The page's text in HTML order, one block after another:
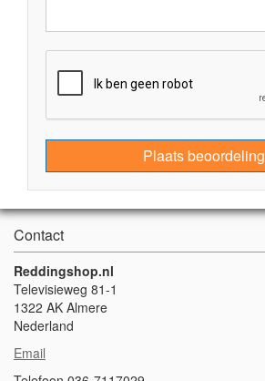
Plaats beoordeling
Contact
Reddingshop.nl
Televisieweg 81-1
1322 AK Almere
Nederland
Email